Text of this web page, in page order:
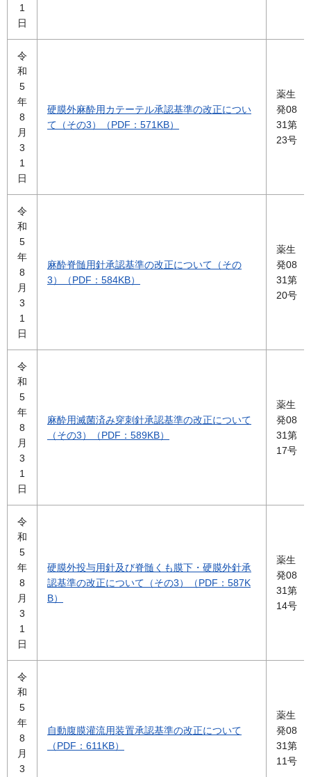
1
日
令
和
5
年
8
月
3
1
日
硬膜外麻酔用カテーテル承認基準の改正につい
て（その3）（PDF：571KB）
薬生
発08
31第
23号
令
和
5
年
8
月
3
1
日
麻酔脊髄用針承認基準の改正について（その
3）（PDF：584KB）
薬生
発08
31第
20号
令
和
5
年
8
月
3
1
日
麻酔用滅菌済み穿刺針承認基準の改正について
（その3）（PDF：589KB）
薬生
発08
31第
17号
令
和
5
年
8
月
3
1
日
硬膜外投与用針及び脊髄くも膜下・硬膜外針承
認基準の改正について（その3）（PDF：587K
B）
薬生
発08
31第
14号
令
和
5
年
8
月
3
自動腹膜灌流用装置承認基準の改正について
（PDF：611KB）
薬生
発08
31第
11号